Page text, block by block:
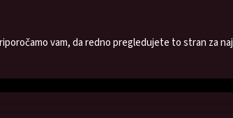
vam, da redno pregledujete to stran za